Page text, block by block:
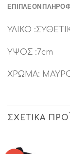
ΕΠΙΠΛΈΟΝ
ΥΛΙΚΟ
ΥΨΟΣ :7cm
ΧΡΩΜΑ:
ΣΧΕΤΙΚΆ